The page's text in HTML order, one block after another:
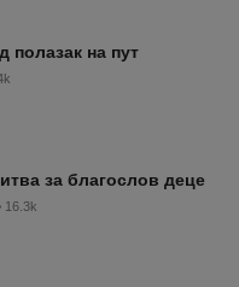
полазак на пут
за благослов деце
16.3k